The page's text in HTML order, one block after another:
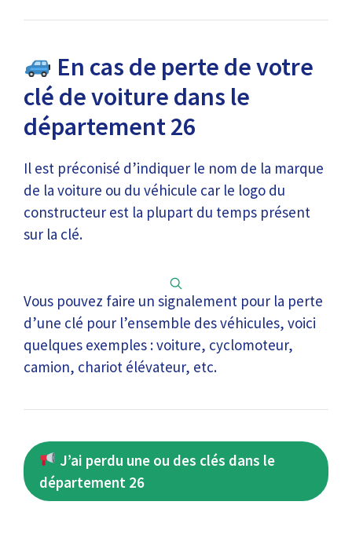
En cas de perte de votre
clé de voiture dans le
département 26
Il est préconisé d’indiquer le nom de la marque
de la voiture ou du véhicule car le logo du
constructeur est la plupart du temps présent
sur la clé.
Vous pouvez faire un signalement pour la perte
d’une clé pour l’ensemble des véhicules, voici
quelques exemples : voiture, cyclomoteur,
camion, chariot élévateur, etc.
J’ai perdu une ou des clés dans le
département 26